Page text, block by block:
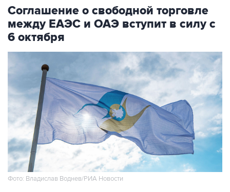
Соглашение о свободной торговле
между ЕАЭС и ОАЭ вступит в силу с
6 октября
Фото: Владислав Воднев/РИА Новости